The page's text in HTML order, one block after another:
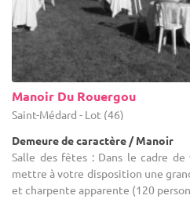
Manoir Du Rouergou
Saint-Médard - Lot (46)
Demeure de caractère / Manoir
Salle des fêtes : Dans le cadre
mettre à votre disposition une
et charpente apparente (120